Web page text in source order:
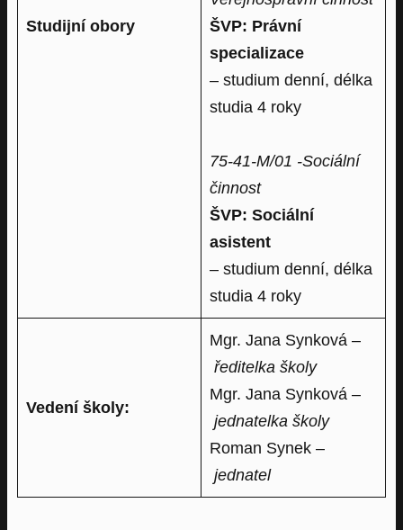
Studijní obory
ŠVP: Právní
specializace
– studium denní, délka
studia 4 roky
75-41-M/01 -Sociální
činnost
ŠVP: Sociální
asistent
– studium denní, délka
studia 4 roky
Vedení školy:
Mgr. Jana Synková –
ředitelka školy
Mgr. Jana Synková –
jednatelka školy
Roman Synek –
jednatel